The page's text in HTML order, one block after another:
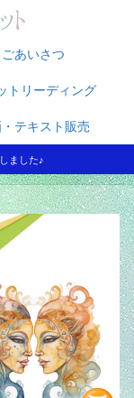
ごあいさつ
トリーディング
テキスト販売
ました♪